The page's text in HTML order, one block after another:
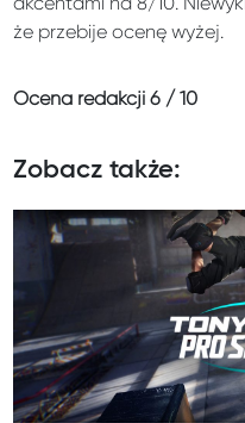
że przebije ocenę wyżej.
Ocena redakcji6 / 10
Zobacz także: